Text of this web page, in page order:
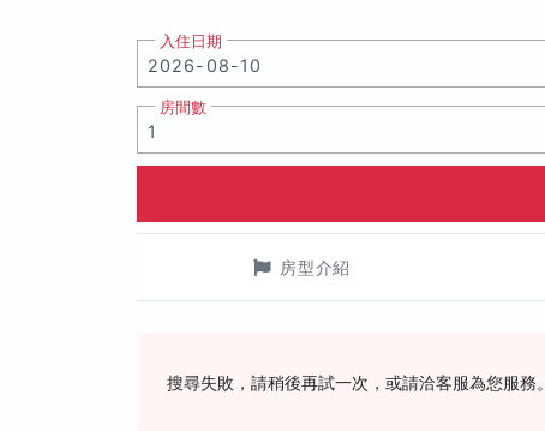
入住日期
房間數
房型介紹
搜尋失敗，請稍後再試一次，或請洽客服為您服務。